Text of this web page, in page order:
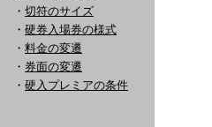
・ 切符のサイズ
・ 硬券入場券の様式
・ 料金の変遷
・ 券面の変遷
・ 硬入プレミアの条件